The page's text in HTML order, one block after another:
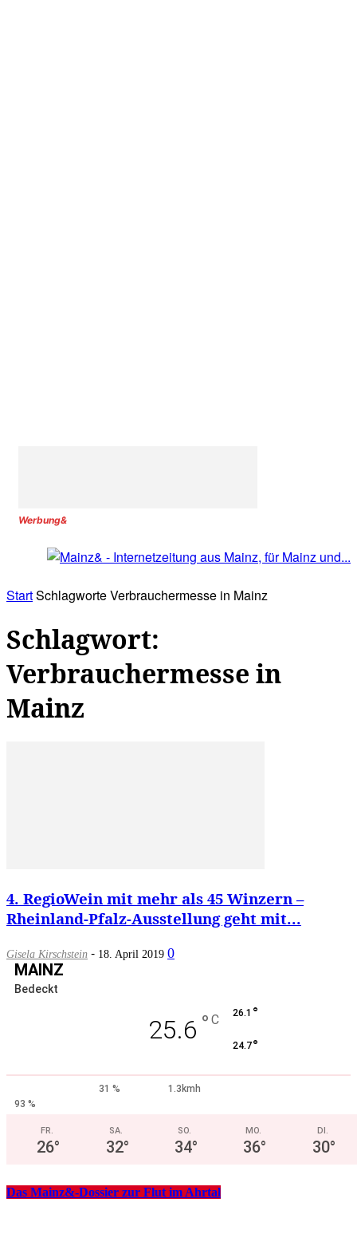
Werbung&
StartSchlagworteVerbrauchermesse in Mainz
Schlagwort:
Verbrauchermesse in
Mainz
4. RegioWein mit mehr als 45 Winzern –
Rheinland-Pfalz-Ausstellung geht mit...
Gisela Kirschstein - 18. April 2019 0
MAINZ
Bedeckt
25.6 ° C 26.1 °
24.7°
31 %
1.3kmh
93 %
FR.
26°
SA.
32°
SO.
34°
MO.
36°
DI.
30°
Das Mainz&-Dossier zur Flut im Ahrtal